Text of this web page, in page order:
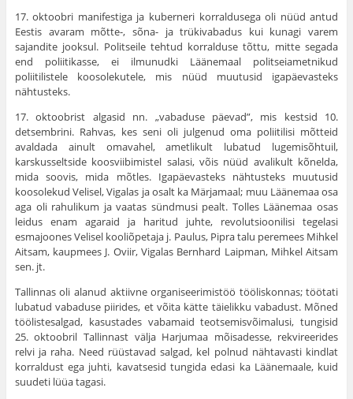
17. oktoobri manifestiga ja kuberneri korraldusega oli nüüd antud
Eestis avaram mõtte-, sõna- ja trükivabadus kui kunagi varem
sajandite jooksul. Politseile tehtud korralduse tõttu, mitte segada
end poliitikasse, ei ilmunudki Läänemaal politseiametnikud
poliitilistele koosolekutele, mis nüüd muutusid igapäevasteks
nähtusteks.
17. oktoobrist algasid nn. „vabaduse päevad”, mis kestsid 10.
detsembrini. Rahvas, kes seni oli julgenud oma poliitilisi mõt­teid
avaldada ainult omavahel, ametlikult lubatud lugemisõhtuil,
karskusseltside koosviibimistel salasi, võis nüüd avalikult kõnelda,
mida soovis, mida mõtles. Igapäevasteks nähtusteks muutusid
koosolekud Velisel, Vigalas ja osalt ka Märjamaal; muu Läänemaa osa
aga oli rahulikum ja vaatas sündmusi pealt. Tolles Läänemaa osas
leidus enam agaraid ja haritud juhte, revolutsioonilisi tege­lasi
esmajoones Velisel kooliõpetaja j. Paulus, Pipra talu pere­mees Mihkel
Aitsam, kaupmees J. Oviir, Vigalas Bernhard Laipman, Mihkel Aitsam
sen. jt.
Tallinnas oli alanud aktiivne organiseerimistöö tööliskonnas; töötati
lubatud vabaduse piirides, et võita kätte täielikku vabadust. Mõned
töölistesalgad, kasustades vabamaid teotsemisvõimalusi, tungisid
25. oktoobril Tallinnast välja Harjumaa mõisadesse, rekvireerides
relvi ja raha. Need rüüstavad salgad, kel polnud nähtavasti kindlat
korraldust ega juhti, kavatsesid tungida edasi ka Läänemaale, kuid
suudeti lüüa tagasi.